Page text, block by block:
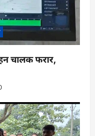
चालक फरार,